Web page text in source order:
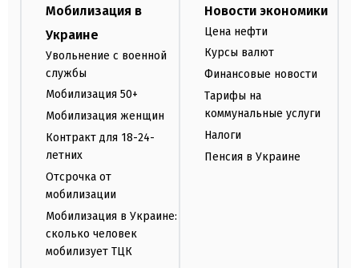
Мобилизация в
Украине
Увольнение с военной
службы
Мобилизация 50+
Мобилизация женщин
Контракт для 18-24-
летних
Отсрочка от
мобилизации
Мобилизация в Украине:
сколько человек
мобилизует ТЦК
Новости экономики
Цена нефти
Курсы валют
Финансовые новости
Тарифы на
коммунальные услуги
Налоги
Пенсия в Украине